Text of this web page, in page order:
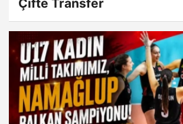
Çifte Transfer